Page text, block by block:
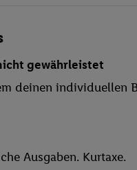
gewährleistet
deinen individuellen
Ausgaben. Kurtaxe.